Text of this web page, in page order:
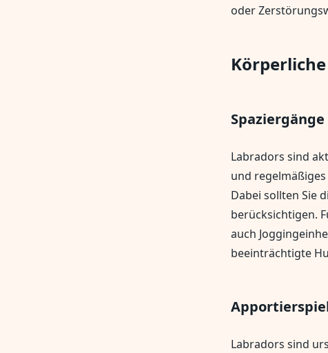
oder
Labradors sind
und
Dabei sollten Sie
berücksichtigen.
auch
beeinträchtigte
Labradors sind